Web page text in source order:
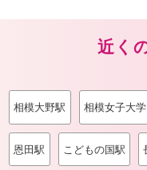
近く
相模大野駅 相模女子大
恩田駅 こどもの国駅